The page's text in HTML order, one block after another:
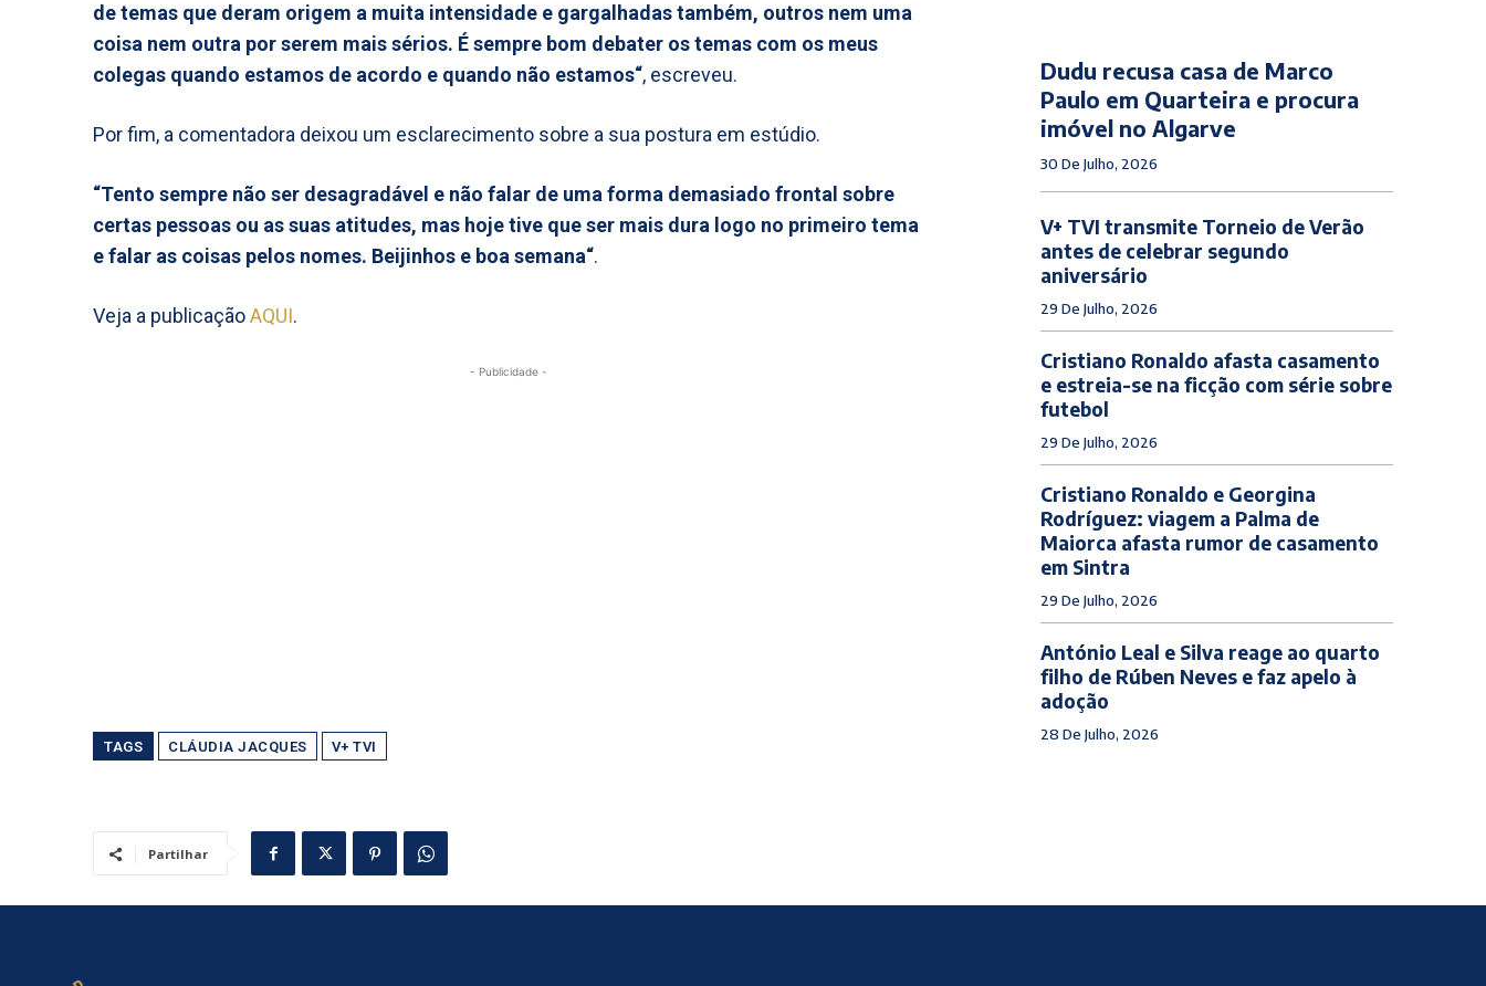
de temas que deram origem a muita intensidade e gargalhadas também, outros nem uma
coisa nem outra por serem mais sérios. É sempre bom debater os temas com os meus
colegas quando estamos de acordo e quando não estamos“, escreveu.
Por fim, a comentadora deixou um esclarecimento sobre a sua postura em estúdio.
“Tento sempre não ser desagradável e não falar de uma forma demasiado frontal sobre
certas pessoas ou as suas atitudes, mas hoje tive que ser mais dura logo no primeiro tema
e falar as coisas pelos nomes. Beijinhos e boa semana“.
Veja a publicaçãoAQUI.
- Publicidade -
TAGS CLÁUDIA JACQUES V+ TVI
Partilhar
Dudu recusa casa de Marco
Paulo em Quarteira e procura
imóvel no Algarve
30 De Julho, 2026
V+ TVI transmite Torneio de Verão
antes de celebrar segundo
aniversário
29 De Julho, 2026
Cristiano Ronaldo afasta casamento
e estreia-se na ficção com série sobre
futebol
29 De Julho, 2026
Cristiano Ronaldo e Georgina
Rodríguez: viagem a Palma de
Maiorca afasta rumor de casamento
em Sintra
29 De Julho, 2026
António Leal e Silva reage ao quarto
filho de Rúben Neves e faz apelo à
adoção
28 De Julho, 2026